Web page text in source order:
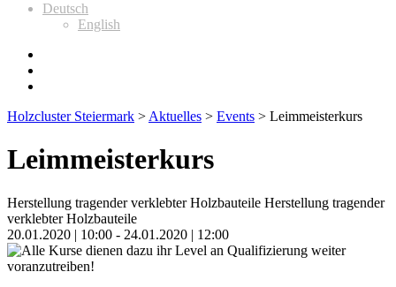
Deutsch
English
Holzcluster Steiermark > Aktuelles > Events > Leimmeisterkurs
Leimmeisterkurs
Herstellung tragender verklebter Holzbauteile Herstellung tragender
verklebter Holzbauteile
20.01.2020 | 10:00 - 24.01.2020 | 12:00